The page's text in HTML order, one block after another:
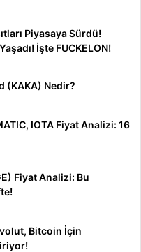
Piyasaya Sürdü!
İşte FUCKELON!
(KAKA) Nedir?
IOTA Fiyat Analizi: 16
Fiyat Analizi: Bu
Bitcoin İçin